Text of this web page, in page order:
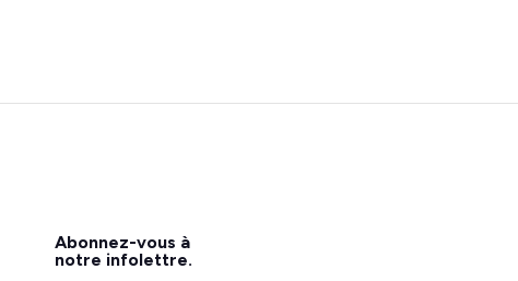
Abonnez-vous à
notre infolettre.